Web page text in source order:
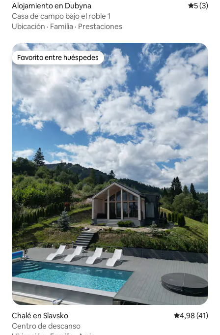
Alojamiento en Dubyna
5 (3)
Casa de campo bajo el roble 1
Ubicación · Familia · Prestaciones
Favorito entre huéspedes
Favorito entre huéspedes
Chalé en Slavsko Calificación
4,98 (41)
Centro de descanso